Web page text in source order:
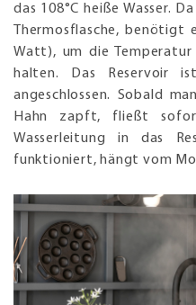
das 108°C heiße Wasser.
Thermosflasche, benötigt
Watt), um die Temperatur
halten. Das Reservoir
angeschlossen. Sobald
Hahn zapft, fließt
Wasserleitung in das
funktioniert, hängt vom